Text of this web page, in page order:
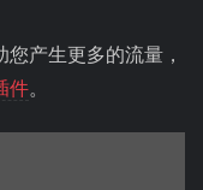
产生更多的流量，
件。